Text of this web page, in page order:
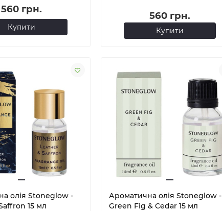
560 грн.
Купити
560 грн.
Купити
олія Stoneglow -
15 мл
Ароматична олія Stoneglow -
Green Fig & Cedar 15 мл